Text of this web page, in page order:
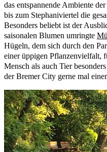
das entspannende Ambiente
bis zum Stephaniviertel die
Besonders beliebt ist der
saisonalen Blumen umringte
Hügeln, dem sich durch den
einer üppigen Pflanzenvielfalt,
Mensch als auch Tier
der Bremer City gerne mal